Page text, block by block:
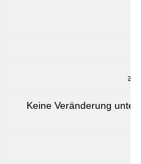
≥
Keine Veränderung